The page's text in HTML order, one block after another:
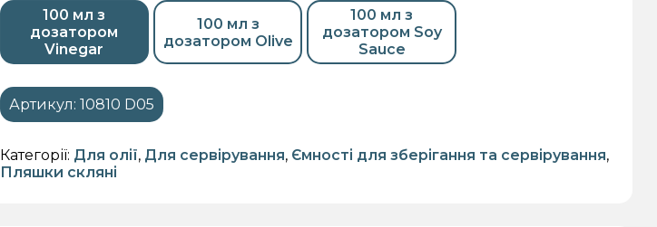
Для
зберігання
Для олії
100 мл з
дозатором
Vinegar
100 мл з
дозатором Olive
100 мл з
дозатором Soy
Sauce
Артикул: 10810 D05
Категорії: Для олії, Для сервірування, Ємності для зберігання та сервірування,
Пляшки скляні